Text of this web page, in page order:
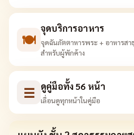
🍽
จุดบริการอาหาร
จุดฉันภัตตาหารพระ + อาหารส
สำหรับผู้พักค้าง
☰ ดูคู่มือทั้ง 56 หน้า
เลื่อนดูทุกหน้าในคู่มือ